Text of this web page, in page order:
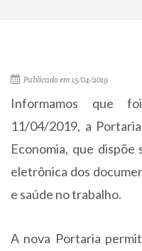
Publicado em 15/04/2019
Informamos que
11/04/2019, a
Economia, que dispõe
eletrônica dos
e saúde no trabalho.
A nova Portaria